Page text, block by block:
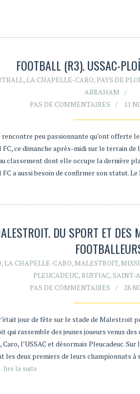
FOOTBALL (R3). USSAC-
, LA CHAPELLE-CARO,PAYS DE
ABRAHAM
PAS DE COMMENTAIRES
11
rencontre peu passionnante qu’ont offerte
ce dimanche après-midi sur le terrain de
classement dont elle occupe la dernière
a aussi besoin de confirmer son statut. Le
DU SPORT ET DES
, LA CHAPELLE-CARO, MALESTROIT,
PLEUCADEUC,RUFFIAC,SAINT-
PAS DE COMMENTAIRES
28
jour de fête sur le stade de Malestroit
qui rassemble des jeunes joueurs venus
Caro, l’USSAC et désormais Pleucadeuc.
les deux premiers de leurs championnats à
lire la suite